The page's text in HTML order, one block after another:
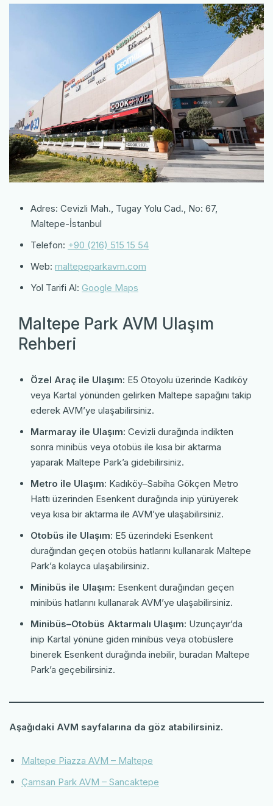
Adres: Cevizli Mah., Tugay Yolu Cad., No: 67,
Maltepe-İstanbul
Telefon: +90 (216) 515 15 54
Web: maltepeparkavm.com
Yol Tarifi Al: Google Maps
Maltepe Park AVM Ulaşım
Rehberi
Özel Araç ile Ulaşım: E5 Otoyolu üzerinde Kadıköy
veya Kartal yönünden gelirken Maltepe sapağını takip
ederek AVM’ye ulaşabilirsiniz.
Marmaray ile Ulaşım: Cevizli durağında indikten
sonra minibüs veya otobüs ile kısa bir aktarma
yaparak Maltepe Park’a gidebilirsiniz.
Metro ile Ulaşım: Kadıköy–Sabiha Gökçen Metro
Hattı üzerinden Esenkent durağında inip yürüyerek
veya kısa bir aktarma ile AVM’ye ulaşabilirsiniz.
Otobüs ile Ulaşım: E5 üzerindeki Esenkent
durağından geçen otobüs hatlarını kullanarak Maltepe
Park’a kolayca ulaşabilirsiniz.
Minibüs ile Ulaşım: Esenkent durağından geçen
minibüs hatlarını kullanarak AVM’ye ulaşabilirsiniz.
Minibüs–Otobüs Aktarmalı Ulaşım: Uzunçayır’da
inip Kartal yönüne giden minibüs veya otobüslere
binerek Esenkent durağında inebilir, buradan Maltepe
Park’a geçebilirsiniz.
Aşağıdaki AVM sayfalarına da göz atabilirsiniz.
Maltepe Piazza AVM – Maltepe
Çamsan Park AVM – Sancaktepe